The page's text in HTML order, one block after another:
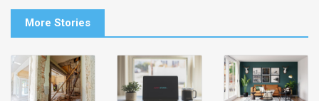
More Stories